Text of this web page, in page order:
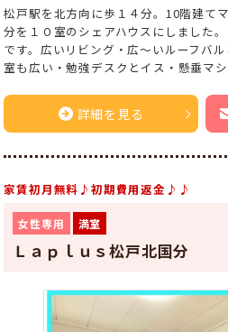
松戸駅を北方向に歩１４分。10階建て
分を１０室のシェアハウスにしました
です。広いリビング・広～いルーフバ
室も広い・勉強デスクとイス・懸垂マ
詳細を見る
家賃初月無料♪初期費用返金♪♪
女性専用 満室
Ｌａｐｌｕｓ松戸北国分